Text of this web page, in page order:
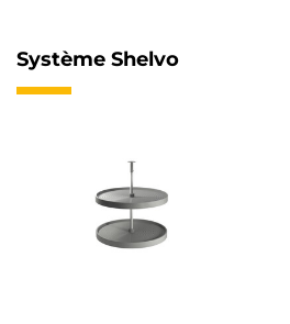
Système Shelvo